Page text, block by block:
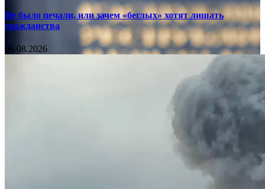
Не было печали, или зачем «беглых» хотят лишать
гражданства
06.08.2026